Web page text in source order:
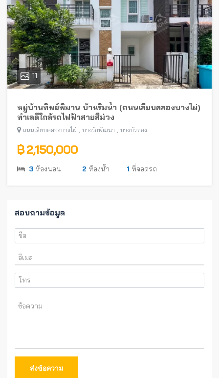
11
หมู่บ้านทิพย์พิมาน บ้านริมน้ำ (ถนนเลียบคลองบางไผ่)
ทำเลดีใกล้รถไฟฟ้าสายสีม่วง
ถนนเลียบคลองบางไผ่ , บางรักพัฒนา , บางบัวทอง
฿ 2,150,000
3 ห้องนอน 2 ห้องน้ำ 1 ที่จอดรถ
สอบถามข้อมูล
ส่งข้อความ